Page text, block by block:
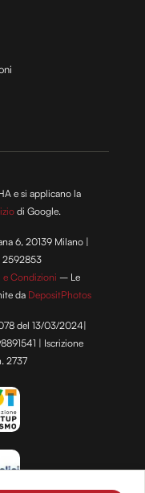
e si applicano la
di Google.
6, 20139 Milano |
2592853
e Condizioni – Le
da DepositPhotos
del 13/03/2024|
| Iscrizione
2737